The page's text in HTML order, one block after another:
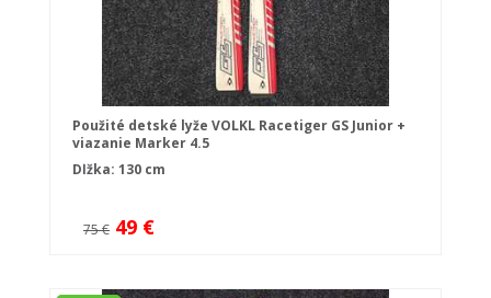
Použité detské lyže VOLKL Racetiger GS Junior +
viazanie Marker 4.5
Dĺžka: 130 cm
75 € 49 €